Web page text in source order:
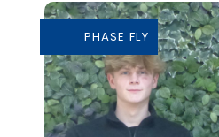
concours de médecine
En savoir plus
PHASE FLY